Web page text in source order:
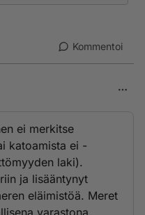
Kommentoi
ei merkitse
katoamista ei -
laki).
ja lisääntynyt
eläimistöä. Meret
varastona,